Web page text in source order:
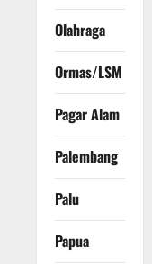
Olahraga
Ormas/LSM
Pagar Alam
Palembang
Palu
Papua